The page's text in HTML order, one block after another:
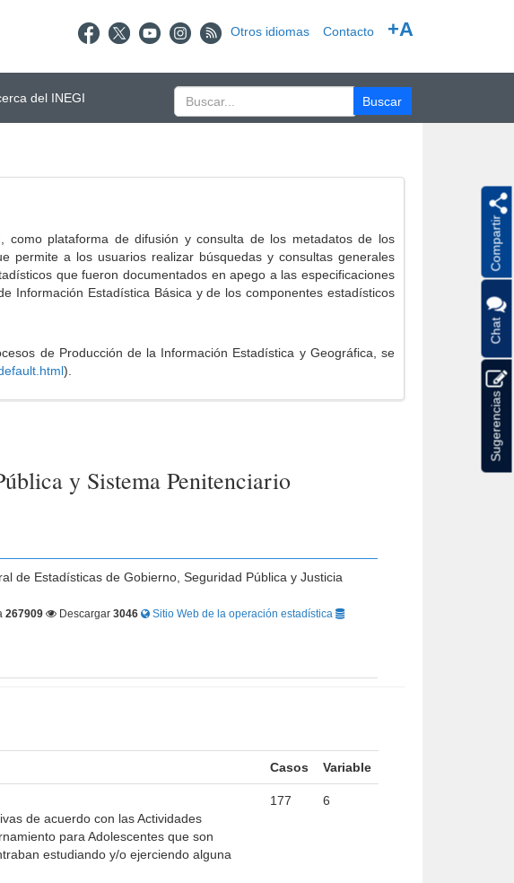
Otros idiomas Contacto +A
del INEGI
plataforma de difusión y consulta de los metadatos de los
permite a los usuarios realizar búsquedas y consultas generales
que fueron documentados en apego a las especificaciones
Información Estadística Básica y de los componentes estadísticos
de Producción de la Información Estadística y Geográfica, se
).
y Sistema Penitenciario
de Estadísticas de Gobierno, Seguridad Pública y Justicia
267909 Descargar3046
Sitio Web de la operación estadística
Casos Variable
de acuerdo con las Actividades
para Adolescentes que son
estudiando y/o ejerciendo alguna
177 6
Compartir
Chat
Sugerencias